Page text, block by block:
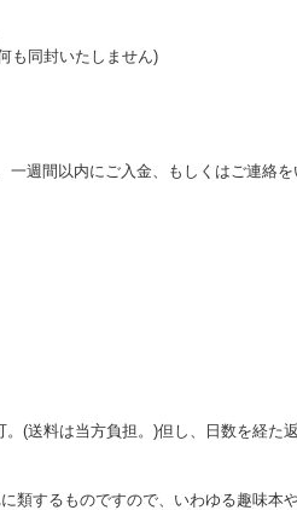
も同封いたしません)
週間以内にご入金、もしくはご連絡
(送料は当方負担。)但し、日数を経た
するものですので、いわゆる趣味本